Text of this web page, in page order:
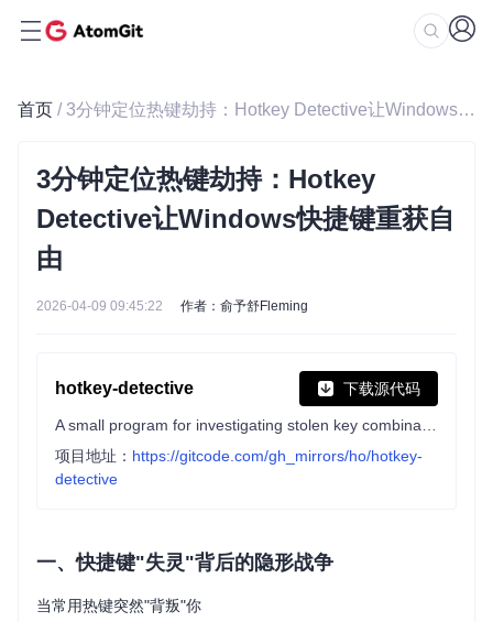
首页 / 3分钟定位热键劫持：Hotkey Detective让Windows快捷键重获自由
3分钟定位热键劫持：Hotkey
Detective让Windows快捷键重获自
由
2026-04-09 09:45:22 作者：俞予舒Fleming
hotkey-detective 下载源代码
项目地址： https://gitcode.com/gh_mirrors/ho/hotkey-
detective
一、快捷键"失灵"背后的隐形战争
当常用热键突然"背叛"你